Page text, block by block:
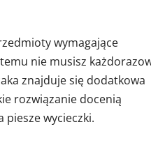
wymagające
nie musisz
znajduje się dodatkowa
rozwiązanie docenią
wycieczki.